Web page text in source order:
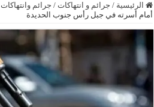
الرئيسية / جرائم و انتهاكات / جرائم وانتهاكات
أمام أسرته في جبل رأس جنوب الحديدة